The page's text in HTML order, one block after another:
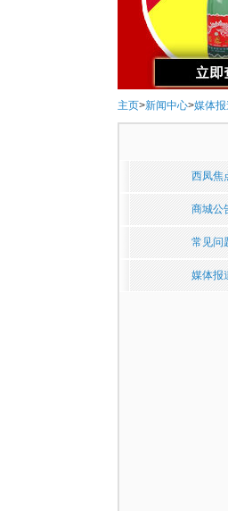
主页>新闻中心>媒体报
西凤焦
商城公
常见问
媒体报